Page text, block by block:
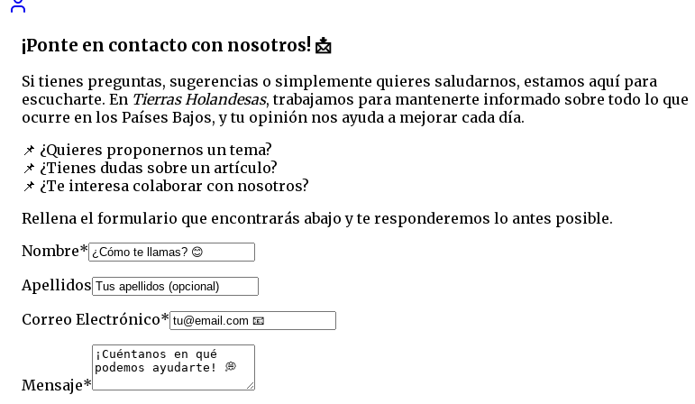
¡Ponte en contacto con nosotros! 📩
Si tienes preguntas, sugerencias o simplemente quieres saludarnos, estamos aquí para
escucharte. En Tierras Holandesas, trabajamos para mantenerte informado sobre todo lo que
ocurre en los Países Bajos, y tu opinión nos ayuda a mejorar cada día.
📌 ¿Quieres proponernos un tema?
📌 ¿Tienes dudas sobre un artículo?
📌 ¿Te interesa colaborar con nosotros?
Rellena el formulario que encontrarás abajo y te responderemos lo antes posible.
Nombre*
Apellidos
Correo Electrónico*
Mensaje*